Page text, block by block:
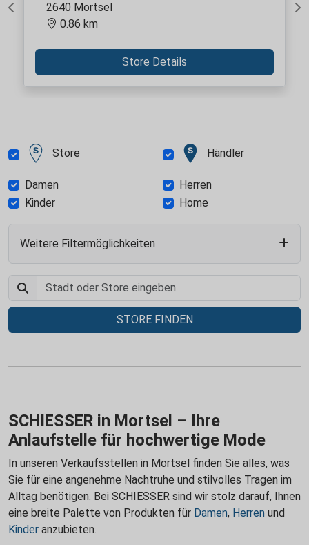
Previous
2640 Mortsel
0.86 km
Store Details
Store Händler
Damen
Herren
Kinder
Home
Weitere Filtermöglichkeiten
STORE FINDEN
SCHIESSER in Mortsel – Ihre
Anlaufstelle für hochwertige Mode
In unseren Verkaufsstellen in Mortsel finden Sie alles, was
Sie für eine angenehme Nachtruhe und stilvolles Tragen im
Alltag benötigen. Bei SCHIESSER sind wir stolz darauf, Ihnen
eine breite Palette von Produkten für Damen, Herren und
Kinder anzubieten.